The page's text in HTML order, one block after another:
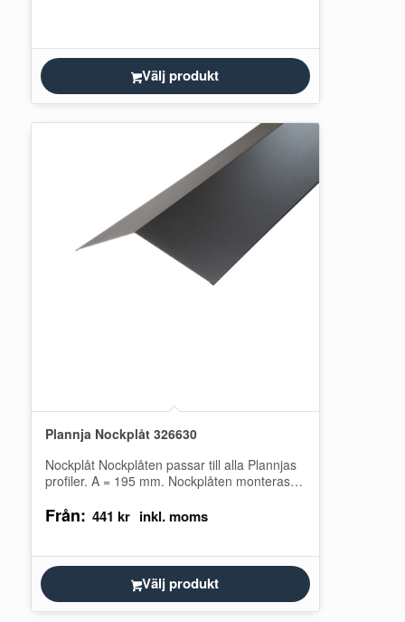
Välj produkt
Plannja Nockplåt 326630
Nockplåt Nockplåten passar till alla Plannjas
profiler. A = 195 mm. Nockplåten monteras
Från: 441 kr
Välj produkt